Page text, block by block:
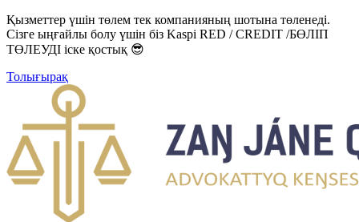
Қызметтер үшін төлем тек компанияның шотына төленеді.
Сізге ыңғайлы болу үшін біз Kaspi RED / CREDIT /БӨЛІП
ТӨЛЕУДІ іске қостық 😎
Толығырақ